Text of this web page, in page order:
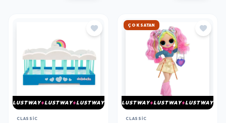
LUSTWAY LUSTWAY LUSTWAY
CLASSIC
HIZLI KARGO
LUSTWAY LUSTWAY LUSTWAY
CLASSIC